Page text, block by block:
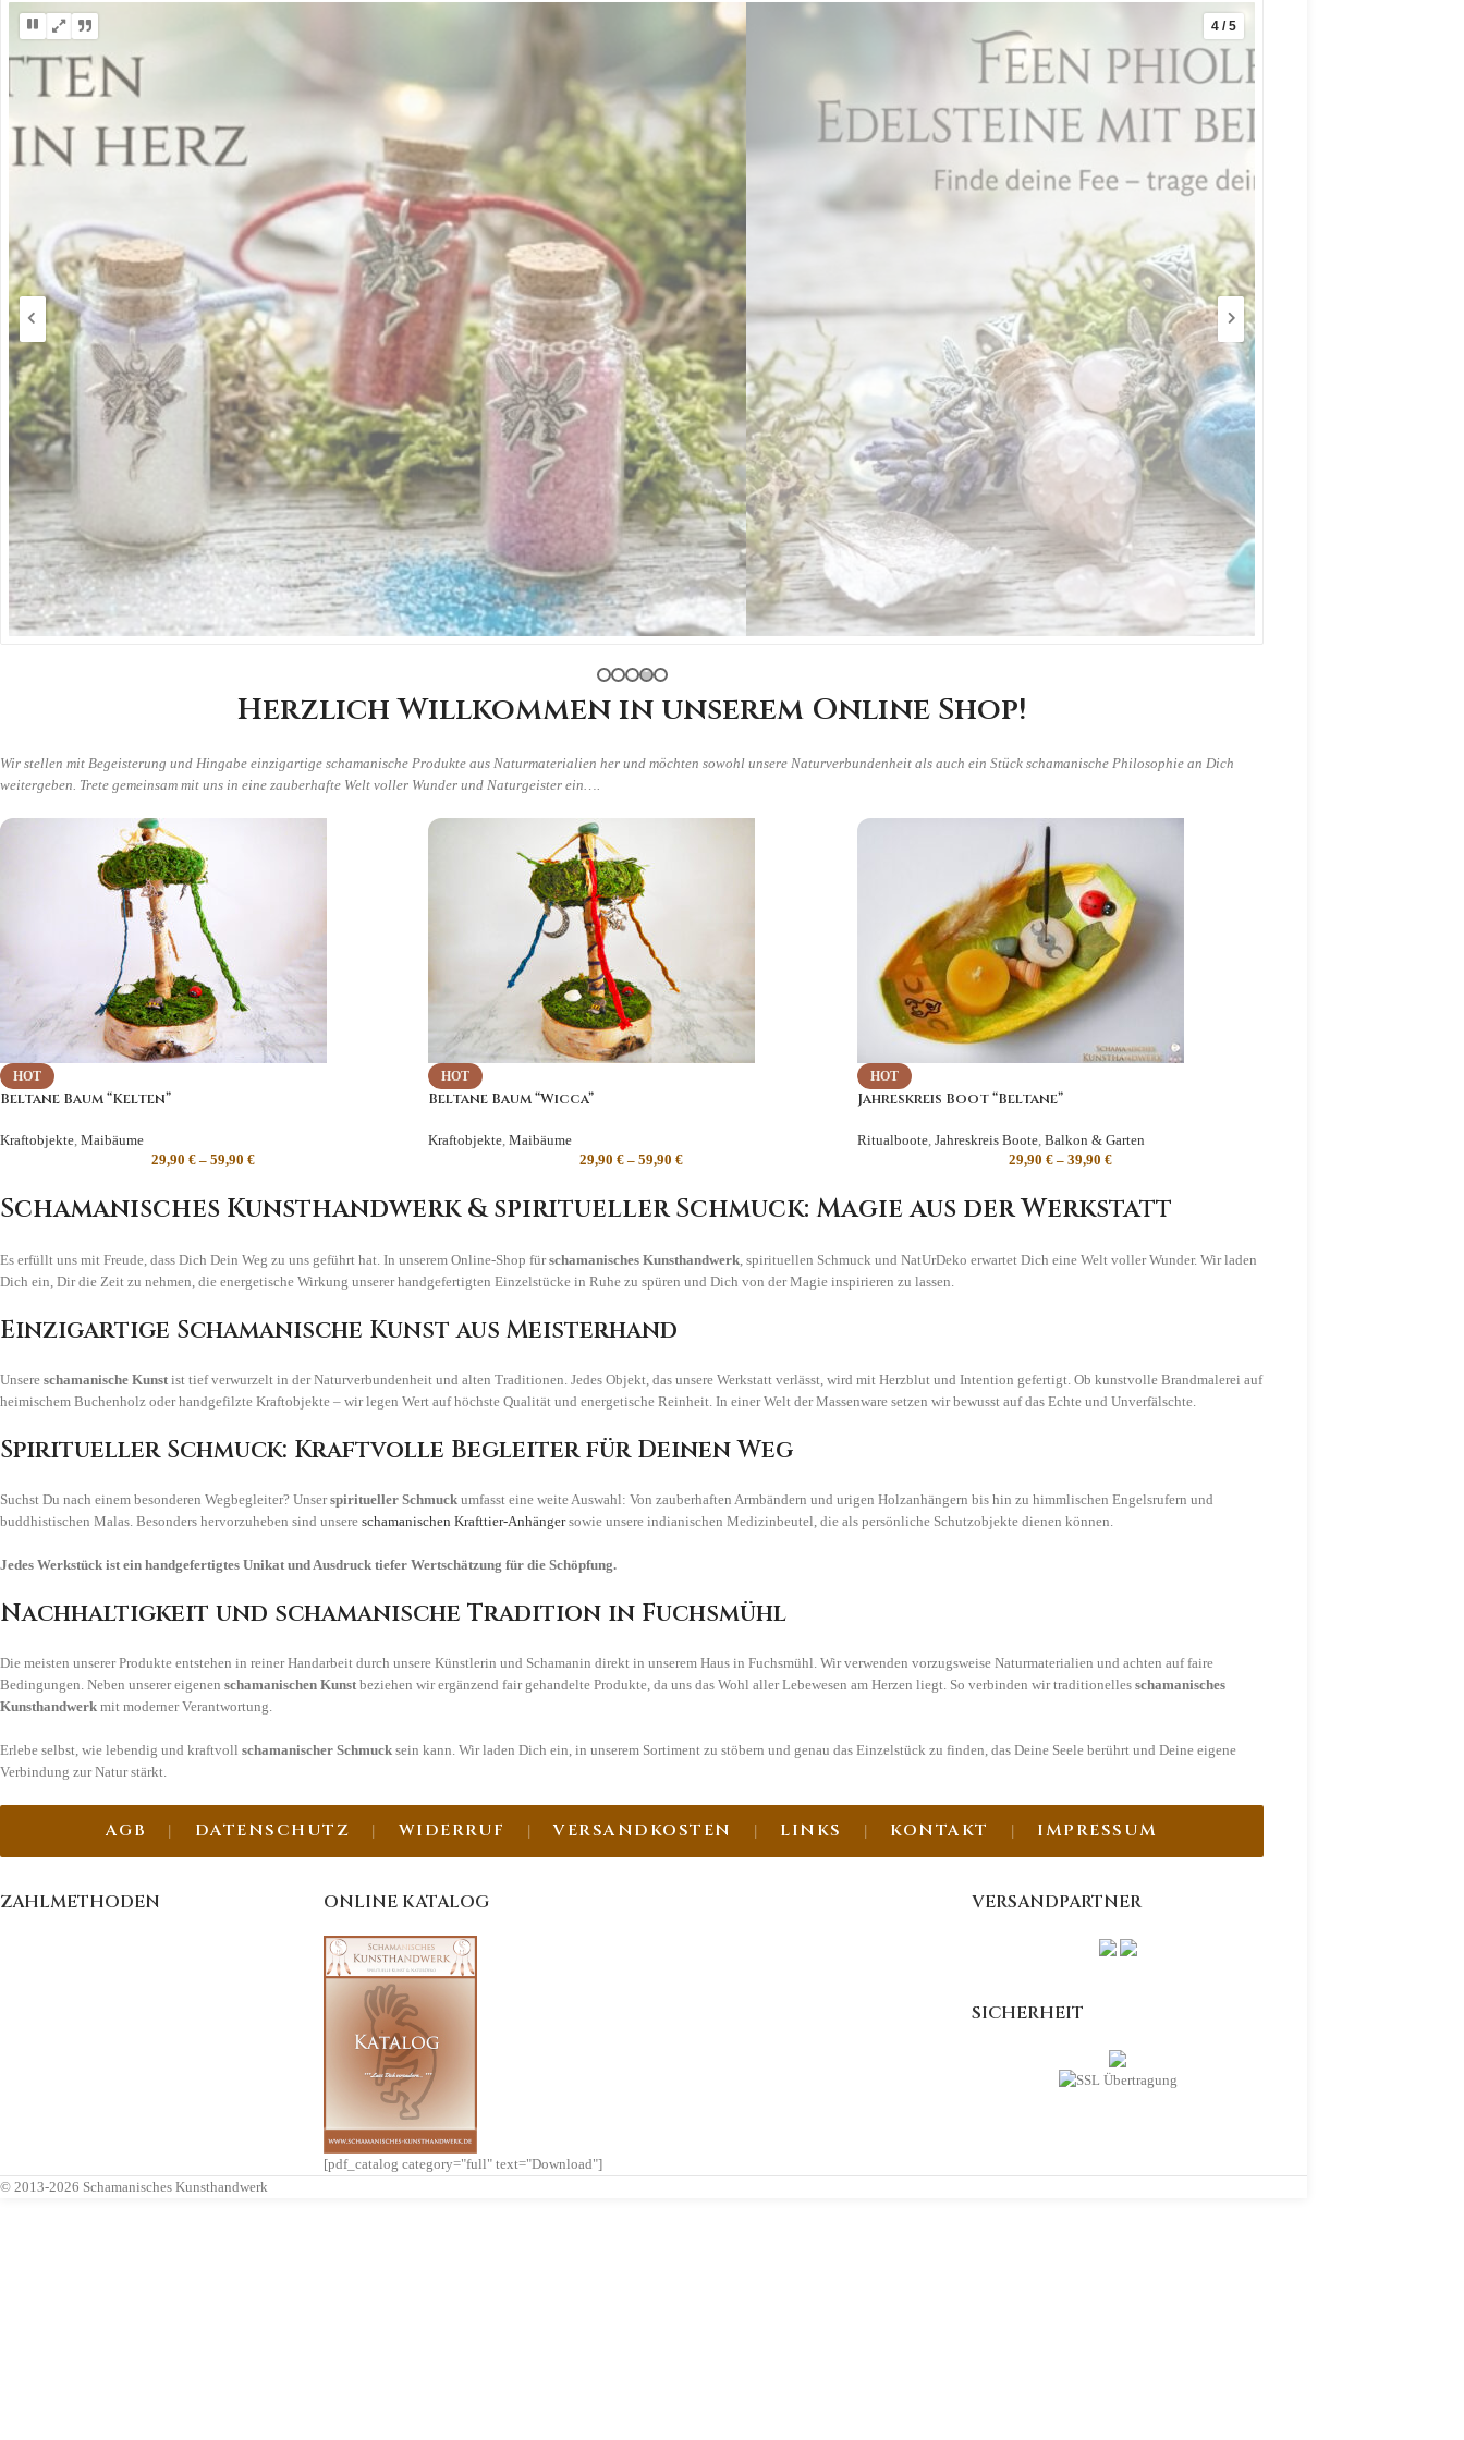
4 / 5
Herzlich Willkommen in unserem Online Shop!
Wir stellen mit Begeisterung und Hingabe einzigartige schamanische Produkte aus Naturmaterialien her und möchten sowohl unsere Naturverbundenheit als auch ein Stück schamanische Philosophie an Dich
weitergeben. Trete gemeinsam mit uns in eine zauberhafte Welt voller Wunder und Naturgeister ein….
HOT
Beltane Baum “Kelten”
Kraftobjekte, Maibäume
29,90€ –59,90€
HOT
Beltane Baum “Wicca”
Kraftobjekte, Maibäume
29,90€ –59,90€
HOT
Jahreskreis Boot “Beltane”
Ritualboote, Jahreskreis Boote, Balkon & Garten
29,90 €– 39,90 €
Schamanisches Kunsthandwerk & spiritueller Schmuck: Magie aus der Werkstatt
Es erfüllt uns mit Freude, dass Dich Dein Weg zu uns geführt hat. In unserem Online-Shop fürschamanisches Kunsthandwerk, spirituellen Schmuck und NatUrDeko erwartet Dich eine Welt voller Wunder. Wir laden
Dich ein, Dir die Zeit zu nehmen, die energetische Wirkung unserer handgefertigten Einzelstücke in Ruhe zu spüren und Dich von der Magie inspirieren zu lassen.
Einzigartige Schamanische Kunst aus Meisterhand
Unsere schamanische Kunst ist tief verwurzelt in der Naturverbundenheit und alten Traditionen. Jedes Objekt, das unsere Werkstatt verlässt, wird mit Herzblut und Intention gefertigt. Ob kunstvolle Brandmalerei auf
heimischem Buchenholz oder handgefilzte Kraftobjekte – wir legen Wert auf höchste Qualität und energetische Reinheit. In einer Welt der Massenware setzen wir bewusst auf das Echte und Unverfälschte.
Spiritueller Schmuck: Kraftvolle Begleiter für Deinen Weg
Suchst Du nach einem besonderen Wegbegleiter? Unserspiritueller Schmuck umfasst eine weite Auswahl: Von zauberhaften Armbändern und urigen Holzanhängern bis hin zu himmlischen Engelsrufern und
buddhistischen Malas. Besonders hervorzuheben sind unsere schamanischen Krafttier-Anhängersowie unsere indianischen Medizinbeutel, die als persönliche Schutzobjekte dienen können.
Jedes Werkstück ist ein handgefertigtes Unikat und Ausdruck tiefer Wertschätzung für die Schöpfung.
Nachhaltigkeit und schamanische Tradition in Fuchsmühl
Die meisten unserer Produkte entstehen in reiner Handarbeit durch unsere Künstlerin und Schamanin direkt in unserem Haus in Fuchsmühl. Wir verwenden vorzugsweise Naturmaterialien und achten auf faire
Bedingungen. Neben unserer eigenen schamanischen Kunst beziehen wir ergänzend fair gehandelte Produkte, da uns das Wohl aller Lebewesen am Herzen liegt. So verbinden wir traditionelles schamanisches
Kunsthandwerk mit moderner Verantwortung.
Erlebe selbst, wie lebendig und kraftvoll schamanischer Schmuck sein kann. Wir laden Dich ein, in unserem Sortiment zu stöbern und genau das Einzelstück zu finden, das Deine Seele berührt und Deine eigene
Verbindung zur Natur stärkt.
AGB DATENSCHUTZ WIDERRUF VERSANDKOSTEN LINKS KONTAKT IMPRESSUM
ZAHLMETHODEN ONLINE KATALOG
[pdf_catalog category="full" text="Download"]
VERSANDPARTNER
SICHERHEIT
© 2013-2026 Schamanisches Kunsthandwerk